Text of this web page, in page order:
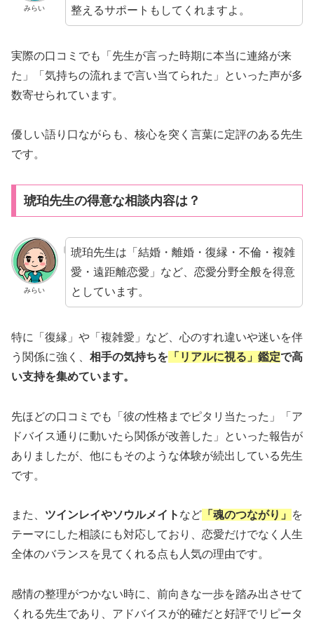
みらい
整えるサポートもしてくれますよ。
実際の口コミでも「先生が言った時期に本当に連絡が来
た」「気持ちの流れまで言い当てられた」といった声が多
数寄せられています。
優しい語り口ながらも、核心を突く言葉に定評のある先生
です。
琥珀先生の得意な相談内容は？
みらい
琥珀先生は「結婚・離婚・復縁・不倫・複雑
愛・遠距離恋愛」など、恋愛分野全般を得意
としています。
特に「復縁」や「複雑愛」など、心のすれ違いや迷いを伴
う関係に強く、 相手の気持ちを 「リアルに視る」鑑定で高
い支持を集めています。
先ほどの口コミでも「彼の性格までピタリ当たった」「ア
ドバイス通りに動いたら関係が改善した」といった報告が
ありましたが、他にもそのような体験が続出している先生
です。
また、 ツインレイやソウルメイト など 「魂のつながり」
を
テーマにした相談にも対応しており、恋愛だけでなく人生
全体のバランスを見てくれる点も人気の理由です。
感情の整理がつかない時に、前向きな一歩を踏み出させて
くれる先生であり、アドバイスが的確だと好評でリピータ